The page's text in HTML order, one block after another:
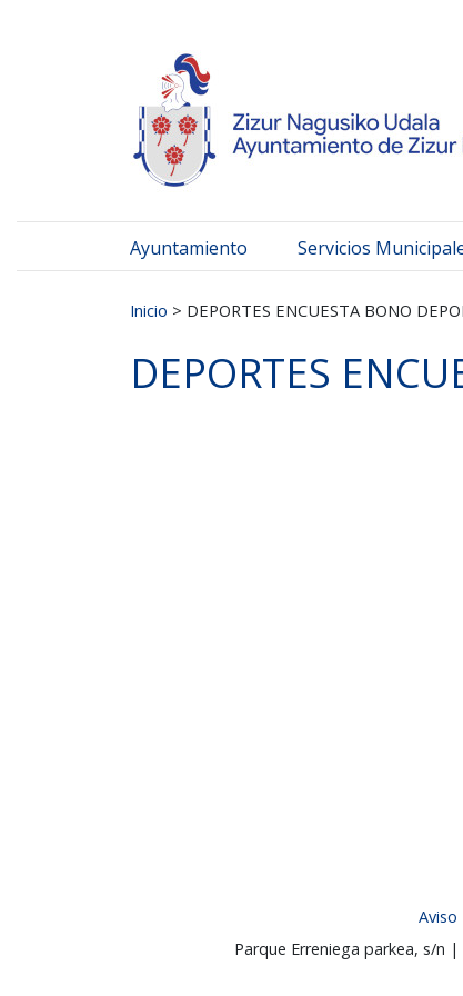
Ayuntamiento Servicios
Inicio > DEPORTES ENCUESTA BONO
DEPORTES
Aviso
Parque Erreniega parkea, s/n |